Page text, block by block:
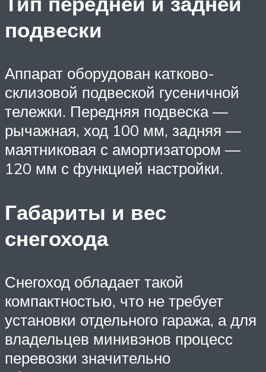
подвески
Аппарат оборудован катково-
склизовой подвеской гусеничной
тележки. Передняя подвеска —
рычажная, ход 100 мм, задняя —
маятниковая с амортизатором —
120 мм с функцией настройки.
Габариты и вес
снегохода
Снегоход обладает такой
компактностью, что не требует
установки отдельного гаража, а для
владельцев минивэнов процесс
перевозки значительно